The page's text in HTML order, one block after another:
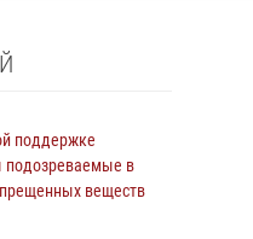
поддержке
подозреваемые в
веществ